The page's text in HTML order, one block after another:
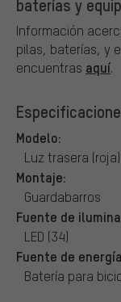
baterías y
Información
pilas, baterías, y
encuentras aquí.
Modelo:
Luz trasera (roja)
Montaje:
Guardabarros
Fuente de
LED (34)
Fuente de
Batería para